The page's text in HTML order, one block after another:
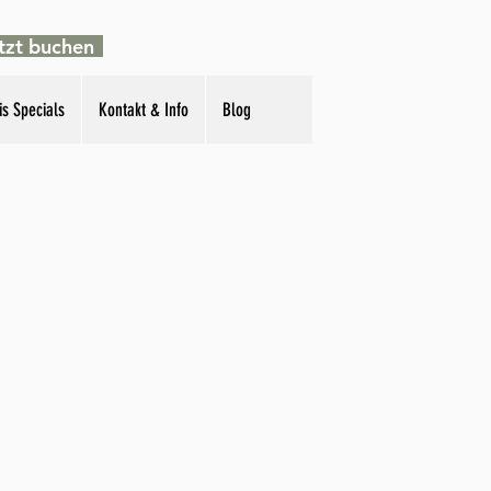
buchen
Specials Kontakt & Info Blog